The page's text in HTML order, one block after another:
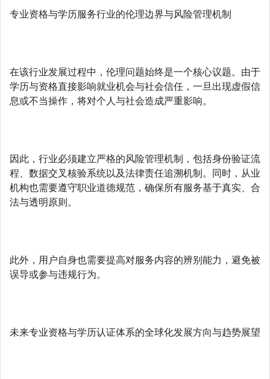
专业资格与学历服务行业的伦理边界与风险管理机制
在该行业发展过程中，伦理问题始终是一个核心议题。由于
学历与资格直接影响就业机会与社会信任，一旦出现虚假信
息或不当操作，将对个人与社会造成严重影响。
因此，行业必须建立严格的风险管理机制，包括身份验证流
程、数据交叉核验系统以及法律责任追溯机制。同时，从业
机构也需要遵守职业道德规范，确保所有服务基于真实、合
法与透明原则。
此外，用户自身也需要提高对服务内容的辨别能力，避免被
误导或参与违规行为。
未来专业资格与学历认证体系的全球化发展方向与趋势展望